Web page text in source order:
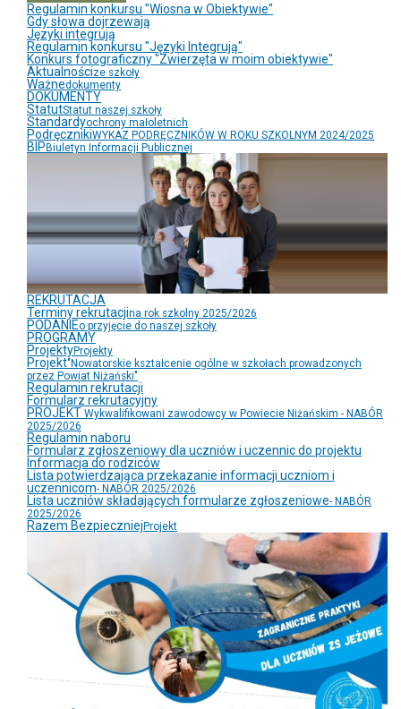
Regulamin konkursu "Wiosna w Obiektywie"
Gdy słowa dojrzewają
Języki integrują
Regulamin konkursu "Języki Integrują"
Konkurs fotograficzny "Zwierzęta w moim obiektywie"
Aktualnościze szkoły
Ważnedokumenty
DOKUMENTY
StatutStatut naszej szkoły
Standardyochrony małoletnich
PodręcznikiWYKAZ PODRĘCZNIKÓW W ROKU SZKOLNYM 2024/2025
BIPBiuletyn Informacji Publicznej
REKRUTACJA
Terminy rekrutacjina rok szkolny 2025/2026
PODANIEo przyjęcie do naszej szkoły
PROGRAMY
ProjektyProjekty
Projekt"Nowatorskie kształcenie ogólne w szkołach prowadzonych
przez Powiat Niżański"
Regulamin rekrutacji
Formularz rekrutacyjny
PROJEKT Wykwalifikowani zawodowcy w Powiecie Niżańskim - NABÓR
2025/2026
Regulamin naboru
Formularz zgłoszeniowy dla uczniów i uczennic do projektu
Informacja do rodziców
Lista potwierdzająca przekazanie informacji uczniom i
uczennicom- NABÓR 2025/2026
Lista uczniów składających formularze zgłoszeniowe- NABÓR
2025/2026
Razem Bezpieczniej Projekt